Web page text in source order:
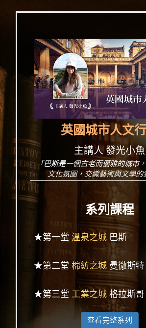
英國城市人文
主講人 發光小魚
「巴斯是一個古老而優雅的城市
文化氛圍，交織藝術與文學的
系列課程
★第一堂 溫泉之城巴斯
★第二堂 棉紡之城曼徹斯特
★第三堂 工業之城格拉斯哥
查看完整系列